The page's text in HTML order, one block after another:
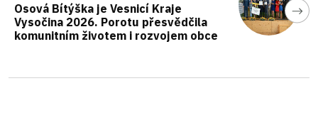
Osová Bítýška je Vesnicí Kraje
Vysočina 2026. Porotu přesvědčila
komunitním životem i rozvojem obce